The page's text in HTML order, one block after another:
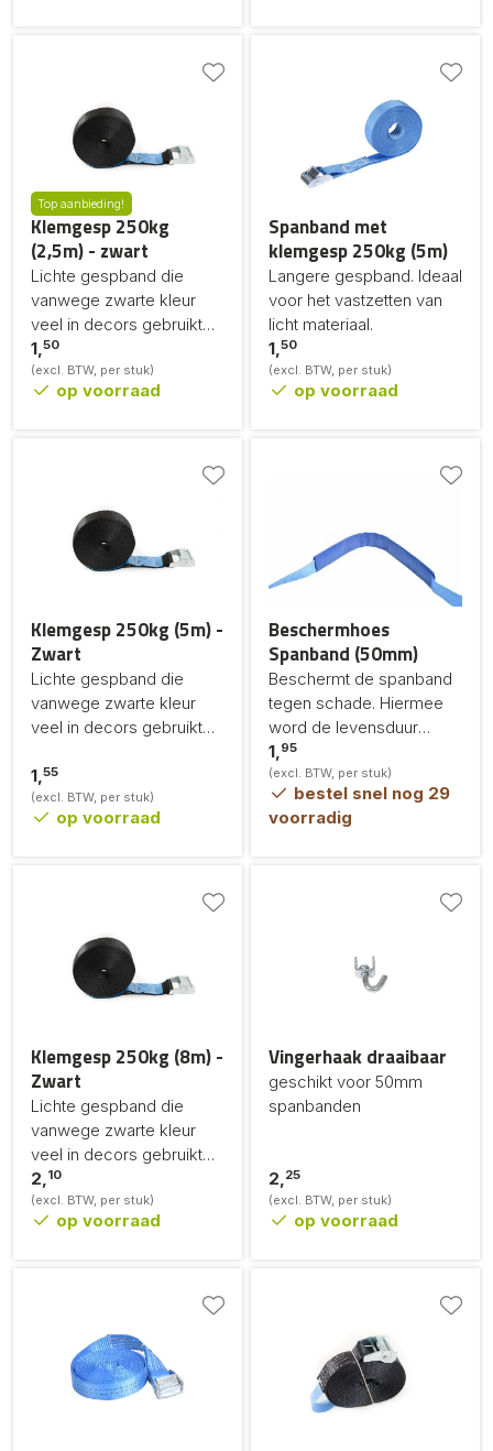
Top aanbieding!
Klemgesp 250kg
(2,5m) - zwart
Lichte gespband die
vanwege zwarte kleur
veel in decors gebruikt
wordt.
1,50
(excl. BTW, per stuk)
op voorraad
Spanband met
klemgesp 250kg (5m)
Langere gespband. Ideaal
voor het vastzetten van
licht materiaal.
1,50
(excl. BTW, per stuk)
op voorraad
Klemgesp 250kg (5m) -
Zwart
Lichte gespband die
vanwege zwarte kleur
veel in decors gebruikt
1,55
(excl. BTW, per stuk)
op voorraad
Beschermhoes
Spanband (50mm)
Beschermt de spanband
tegen schade. Hiermee
word de levensduur
verhoogt.
1,95
(excl. BTW, per stuk)
bestel snel nog 29
voorradig
Klemgesp 250kg (8m) -
Zwart
Lichte gespband die
vanwege zwarte kleur
veel in decors gebruikt
wordt
2,10
(excl. BTW, per stuk)
op voorraad
Vingerhaak draaibaar
geschikt voor 50mm
spanbanden
2,25
(excl. BTW, per stuk)
op voorraad